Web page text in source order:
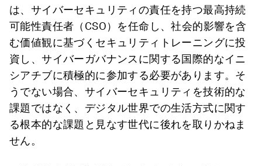
は、サイバーセキュリティの責任を持つ最高持続
可能性責任者（CSO）を任命し、社会的影響を含
む価値観に基づくセキュリティトレーニングに投
資し、サイバーガバナンスに関する国際的なイニ
シアチブに積極的に参加する必要があります。そ
うでない場合、サイバーセキュリティを技術的な
課題ではなく、デジタル世界での生活方式に関す
る根本的な課題と見なす世代に後れを取りかねま
せん。